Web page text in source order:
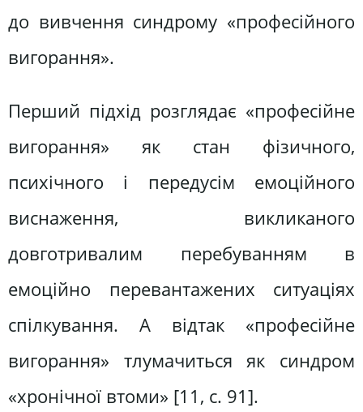
до вивчення синдрому «професійного
вигорання».
Перший підхід розглядає «професійне
вигорання» як стан фізичного,
психічного і передусім емоційного
виснаження, викликаного
довготривалим перебуванням в
емоційно перевантажених ситуаціях
спілкування. А відтак «професійне
вигорання» тлумачиться як синдром
«хронічної втоми» [11, с. 91].